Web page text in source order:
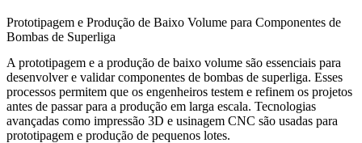
Prototipagem e Produção de Baixo Volume para Componentes de
Bombas de Superliga
A prototipagem e a produção de baixo volume são essenciais para
desenvolver e validarcomponentes de bombas de superliga. Esses
processos permitem que os engenheiros testem e refinem os projetos
antes de passar para a produção em larga escala. Tecnologias
avançadas como impressão 3D e usinagem CNC são usadas para
prototipagem e produção de pequenos lotes.